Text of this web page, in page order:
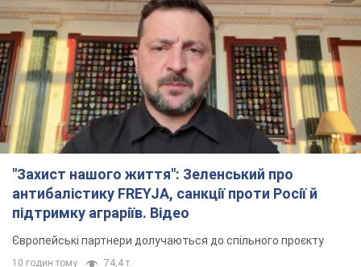
"Захист нашого життя": Зеленський про
антибалістику FREYJA, санкції проти Росії й
підтримку аграріїв. Відео
Європейські партнери долучаються до спільного проєкту
10 годин тому 74,4 т.